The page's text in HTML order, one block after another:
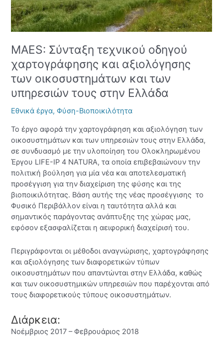
MAES: Σύνταξη τεχνικού οδηγού
χαρτογράφησης και αξιολόγησης
των οικοσυστημάτων και των
υπηρεσιών τους στην Ελλάδα
Εθνικά έργα,Φύση-Βιοποικιλότητα
Το έργο αφορά την χαρτογράφηση και αξιολόγηση των
οικοσυστημάτων και των υπηρεσιών τους στην Ελλάδα,
σε συνδυασμό με την υλοποίηση του Ολοκληρωμένου
Έργου LIFE-IP 4 NATURA, τα οποία επιβεβαιώνουν την
πολιτική βούληση για μία νέα και αποτελεσματική
προσέγγιση για την διαχείριση της φύσης και της
βιοποικιλότητας. Βάση αυτής της νέας προσέγγισης το
Φυσικό Περιβάλλον είναι η ταυτότητα αλλά και
σημαντικός παράγοντας ανάπτυξης της χώρας μας,
εφόσον εξασφαλίζεται η αειφορική διαχείρισή του.
Περιγράφονται οι μέθοδοι αναγνώρισης, χαρτογράφησης
και αξιολόγησης των διαφορετικών τύπων
οικοσυστημάτων που απαντώνται στην Ελλάδα, καθώς
και των οικοσυστημικών υπηρεσιών που παρέχονται από
τους διαφορετικούς τύπους οικοσυστημάτων.
Διάρκεια:
Νοέμβριος 2017 – Φεβρουάριος 2018
και
των
υπηρεσιών
στην
Ελλάδα